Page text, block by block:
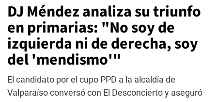
DJ Méndez analiza su triunfo
en primarias: "No soy de
izquierda ni de derecha, soy
del 'mendismo'"
El candidato por el cupo PPD a la alcaldía de
Valparaíso conversó con El Desconcierto y aseguró